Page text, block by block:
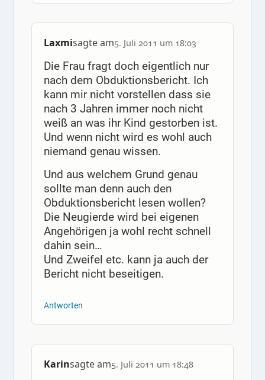
Laxmisagte am5. Juli 2011 um 18:03
Die Frau fragt doch eigentlich nur
nach dem Obduktionsbericht. Ich
kann mir nicht vorstellen dass sie
nach 3 Jahren immer noch nicht
weiß an was ihr Kind gestorben ist.
Und wenn nicht wird es wohl auch
niemand genau wissen.
Und aus welchem Grund genau
sollte man denn auch den
Obduktionsbericht lesen wollen?
Die Neugierde wird bei eigenen
Angehörigen ja wohl recht schnell
dahin sein…
Und Zweifel etc. kann ja auch der
Bericht nicht beseitigen.
Antworten
Karinsagte am5. Juli 2011 um 18:48